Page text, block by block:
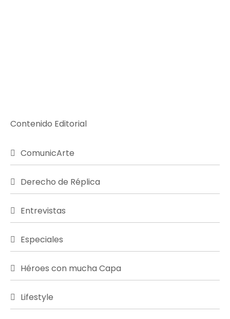
Contenido Editorial
ComunicArte
Derecho de Réplica
Entrevistas
Especiales
Héroes con mucha Capa
Lifestyle